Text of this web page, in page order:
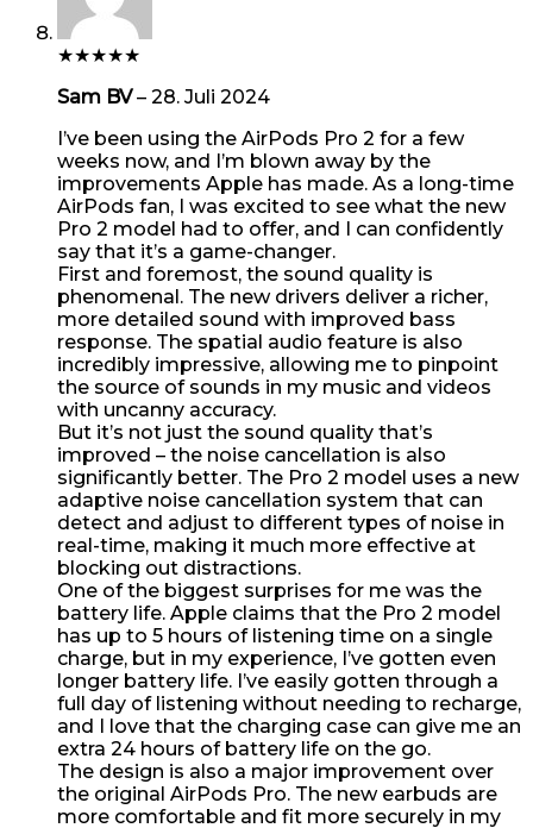
★★★★★
Sam BV– 28. Juli 2024
I’ve been using the AirPods Pro 2 for a few
weeks now, and I’m blown away by the
improvements Apple has made. As a long-time
AirPods fan, I was excited to see what the new
Pro 2 model had to offer, and I can confidently
say that it’s a game-changer.
First and foremost, the sound quality is
phenomenal. The new drivers deliver a richer,
more detailed sound with improved bass
response. The spatial audio feature is also
incredibly impressive, allowing me to pinpoint
the source of sounds in my music and videos
with uncanny accuracy.
But it’s not just the sound quality that’s
improved – the noise cancellation is also
significantly better. The Pro 2 model uses a new
adaptive noise cancellation system that can
detect and adjust to different types of noise in
real-time, making it much more effective at
blocking out distractions.
One of the biggest surprises for me was the
battery life. Apple claims that the Pro 2 model
has up to 5 hours of listening time on a single
charge, but in my experience, I’ve gotten even
longer battery life. I’ve easily gotten through a
full day of listening without needing to recharge,
and I love that the charging case can give me an
extra 24 hours of battery life on the go.
The design is also a major improvement over
the original AirPods Pro. The new earbuds are
more comfortable and fit more securely in my